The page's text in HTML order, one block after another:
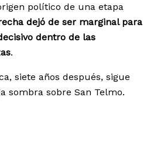
político de una etapa
dejó de ser marginal para
dentro de las
.
siete años después, sigue
sombra sobre San Telmo.